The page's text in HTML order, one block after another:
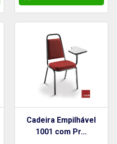
Cadeira Empilhável
1001 com Pr...